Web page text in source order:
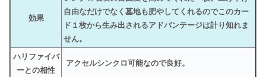
効果
自由なだけでなく墓地も肥やしてくれるのでこのカー
ド１枚から生み出されるアドバンテージは計り知れま
せん。
ハリファイバ
ーとの相性
アクセルシンクロ可能なので良好。